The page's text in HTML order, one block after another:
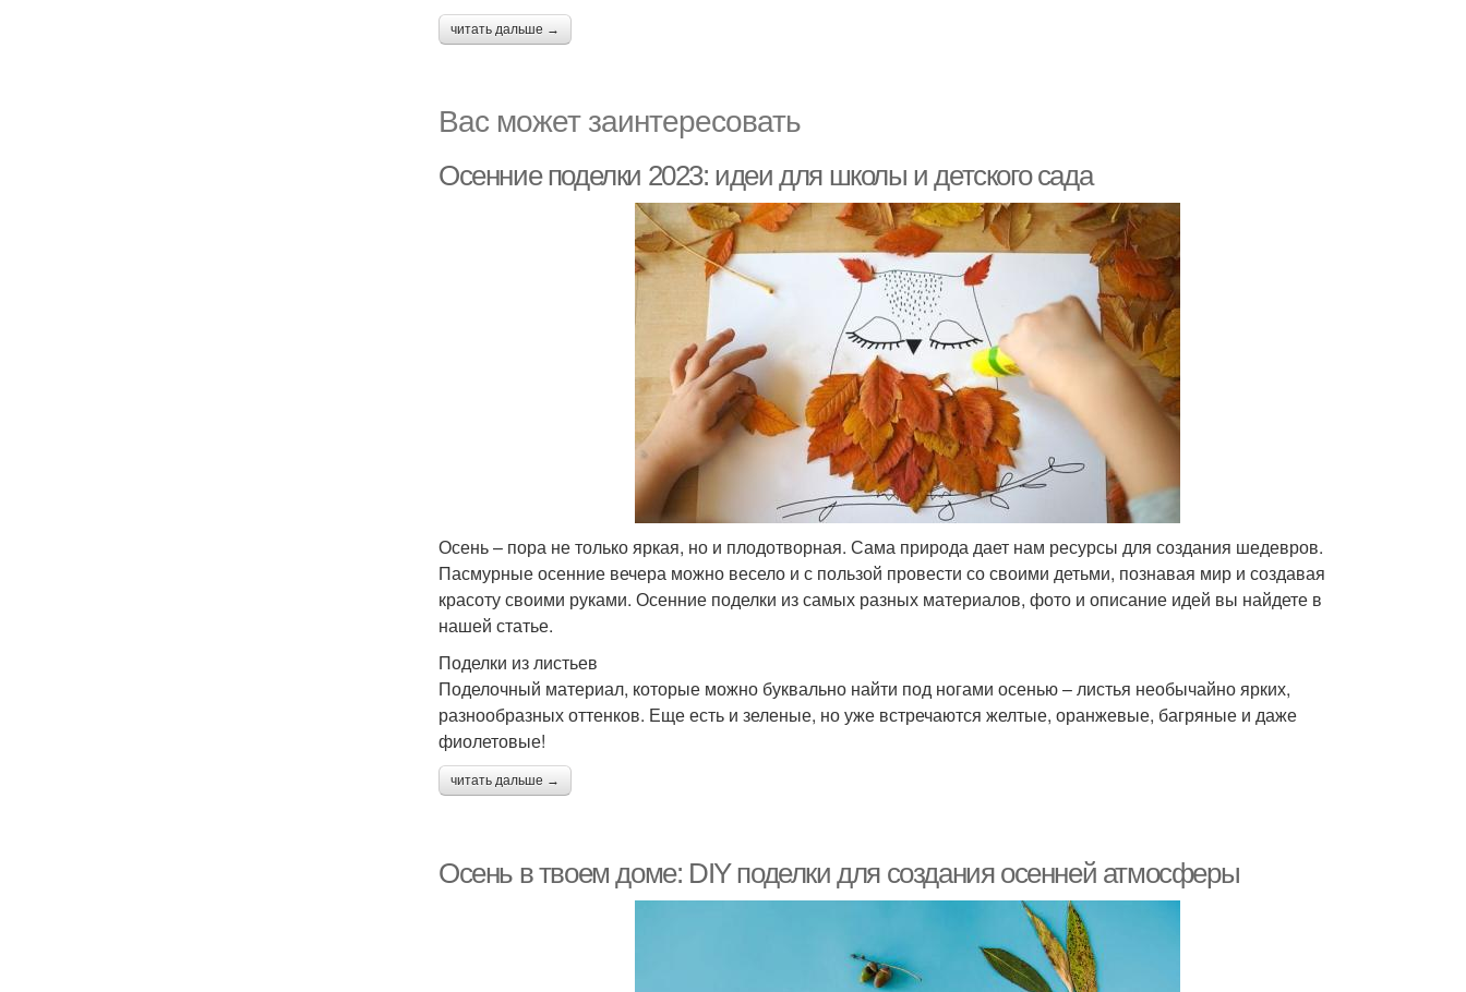
читать дальше →
Вас может заинтересовать
Осенние поделки 2023: идеи для школы и детского сада
Осень – пора не только яркая, но и плодотворная. Сама природа дает нам ресурсы для создания шедевров.
Пасмурные осенние вечера можно весело и с пользой провести со своими детьми, познавая мир и создавая
красоту своими руками. Осенние поделки из самых разных материалов, фото и описание идей вы найдете в
нашей статье.
Поделки из листьев
Поделочный материал, которые можно буквально найти под ногами осенью – листья необычайно ярких,
разнообразных оттенков. Еще есть и зеленые, но уже встречаются желтые, оранжевые, багряные и даже
фиолетовые!
читать дальше →
Осень в твоем доме: DIY поделки для создания осенней атмосферы